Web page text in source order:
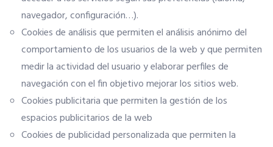
navegador, configuración…).
Cookies de análisis que permiten el análisis anónimo del
comportamiento de los usuarios de la web y que permiten
medir la actividad del usuario y elaborar perfiles de
navegación con el fin objetivo mejorar los sitios web.
Cookies publicitaria que permiten la gestión de los
espacios publicitarios de la web
Cookies de publicidad personalizada que permiten la